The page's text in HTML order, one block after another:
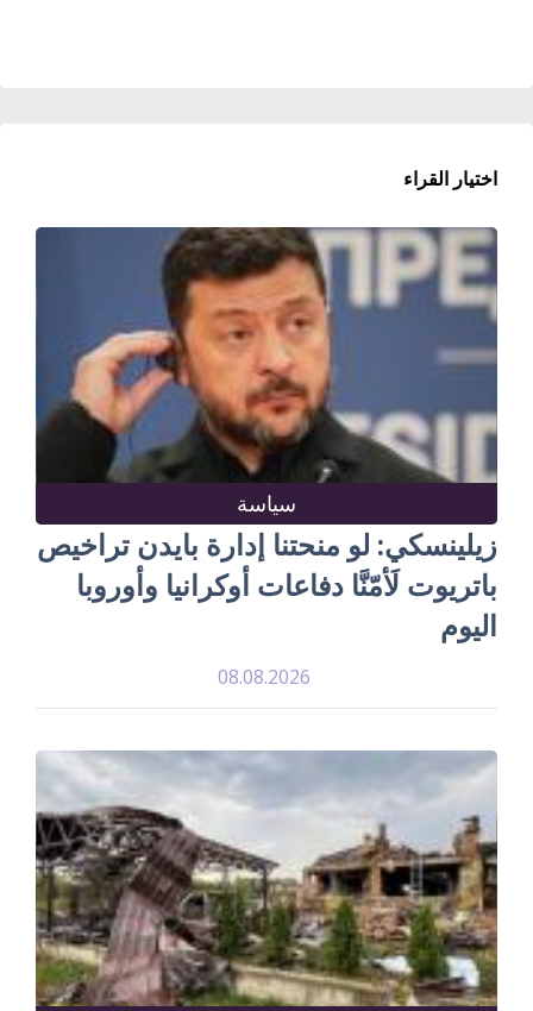
اختيار القراء
سياسة
زيلينسكي: لو منحتنا إدارة بايدن تراخيص
باتريوت لَأمّنَّا دفاعات أوكرانيا وأوروبا
اليوم
08.08.2026